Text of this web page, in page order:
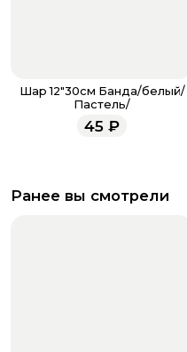
Шар 12"30см Банда/белый/
Пастель/
45 ₽
Ранее вы смотрели